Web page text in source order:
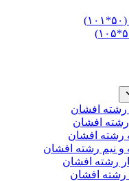
رشته افشان
رشته افشان
رشته افشان
و نیم رشته افشان
رشته افشان
رشته افشان